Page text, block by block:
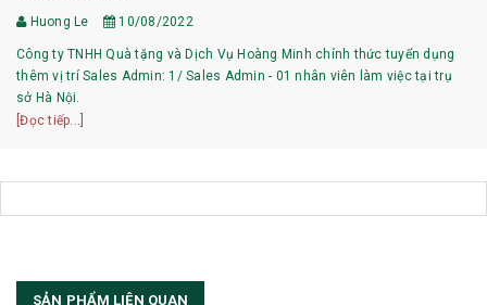
Huong Le 10/08/2022
Công ty TNHH Quà tặng và Dịch Vụ Hoàng Minh chính thức tuyển dụng
thêm vị trí Sales Admin: 1/ Sales Admin - 01 nhân viên làm việc tại trụ
sở Hà Nội.
[Đọc tiếp...]
SẢN PHẨM LIÊN QUAN